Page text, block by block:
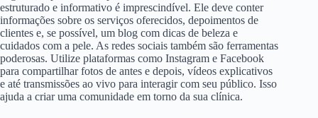
estruturado e informativo é imprescindível. Ele deve conter
informações sobre os serviços oferecidos, depoimentos de
clientes e, se possível, um blog com dicas de beleza e
cuidados com a pele. As redes sociais também são ferramentas
poderosas. Utilize plataformas como Instagram e Facebook
para compartilhar fotos de antes e depois, vídeos explicativos
e até transmissões ao vivo para interagir com seu público. Isso
ajuda a criar uma comunidade em torno da sua clínica.